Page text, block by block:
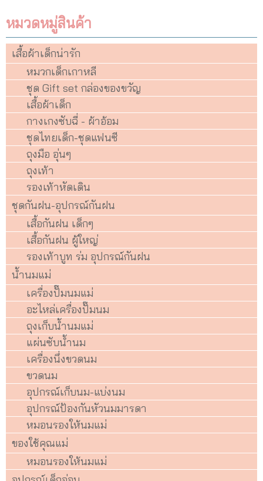
หมวดหมู่สินค้า
เสื้อผ้าเด็กน่ารัก
หมวกเด็กเกาหลี
ชุด Gift set กล่องของขวัญ
เสื้อผ้าเด็ก
กางเกงซับฉี่ - ผ้าอ้อม
ชุดไทยเด็ก-ชุดแฟนซี
ถุงมือ อุ่นๆ
ถุงเท้า
รองเท้าหัดเดิน
ชุดกันฝน-อุปกรณ์กันฝน
เสื้อกันฝน เด็กๆ
เสื้อกันฝน ผู้ใหญ่
รองเท้าบูท ร่ม อุปกรณ์กันฝน
น้ำนมแม่
เครื่องปั๊มนมแม่
อะไหล่เครื่องปั๊มนม
ถุงเก็บน้ำนมแม่
แผ่นซับน้ำนม
เครื่องนึ่งขวดนม
ขวดนม
อุปกรณ์เก็บนม-แบ่งนม
อุปกรณ์ป้องกันหัวนมมารดา
หมอนรองให้นมแม่
ของใช้คุณแม่
หมอนรองให้นมแม่